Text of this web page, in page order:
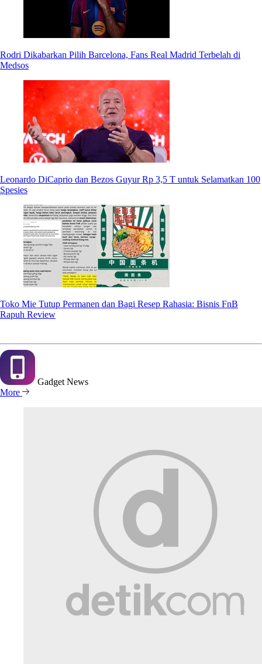
Rodri Dikabarkan Pilih Barcelona, Fans Real Madrid Terbelah di
Medsos
Leonardo DiCaprio dan Bezos Guyur Rp 3,5 T untuk Selamatkan 100
Spesies
Toko Mie Tutup Permanen dan Bagi Resep Rahasia: Bisnis FnB
Rapuh Review
Gadget News
More